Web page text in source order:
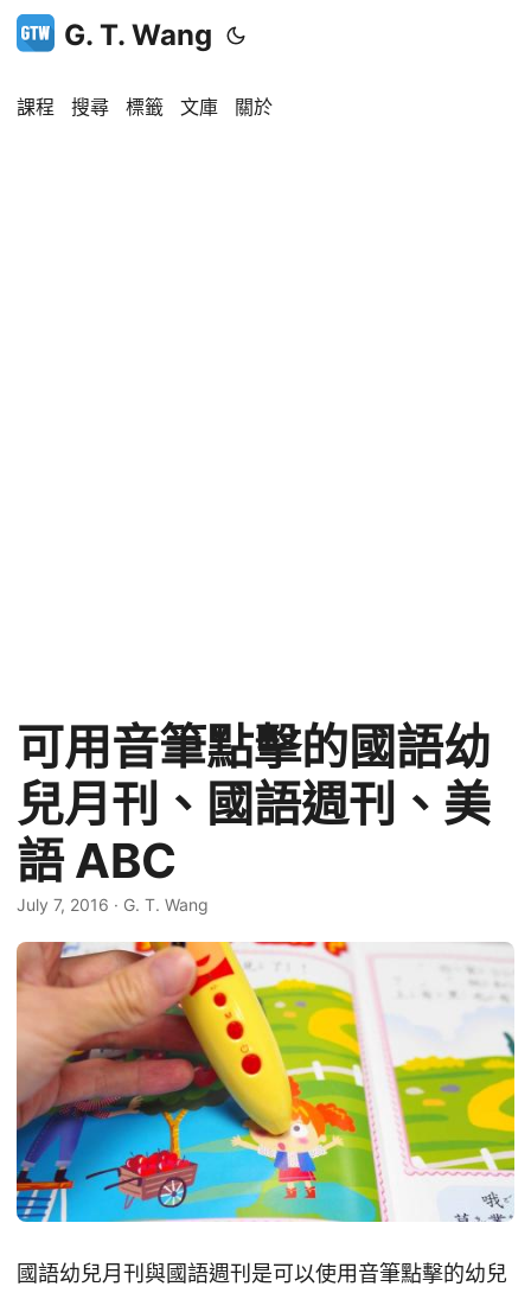
G. T. Wang
課程 搜尋 標籤 文庫 關於
可用音筆點擊的國語幼
兒月刊、國語週刊、美
語 ABC
July 7, 2016 · G. T. Wang
國語幼兒月刊與國語週刊是可以使用音筆點擊的幼兒